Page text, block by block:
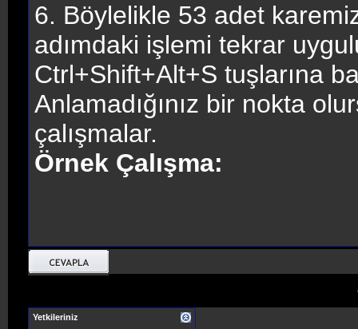
6. Böylelikle 53 adet
adımdaki işlemi tekrar
Ctrl+Shift+Alt+S tuşlarına
Anlamadığınız bir nokta
çalışmalar.
Örnek Çalışma:
Yetkileriniz